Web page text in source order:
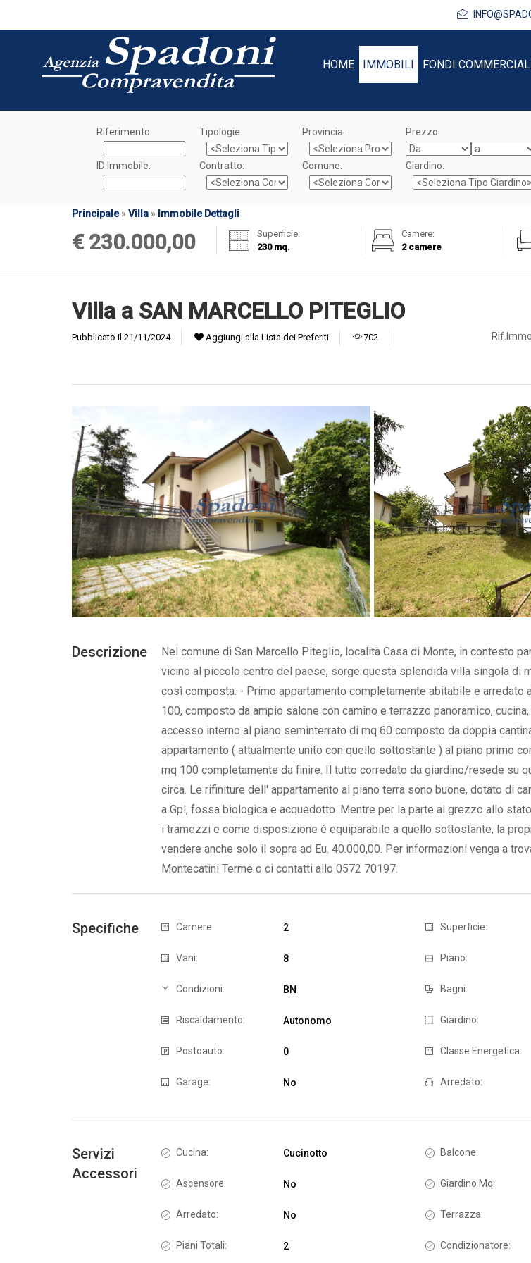
HOME IMMOBILI FONDI
Riferimento:
ID Immobile:
Tipologie:
Contratto:
Provincia:
Comune:
Prezzo:
Giardino:
Principale» Villa » Immobile Dettagli
€ 230.000,00
Superficie:
230 mq.
Camere:
2 camere
Villa a SAN MARCELLO PITEGLIO
Pubblicato il 21/11/2024 Aggiungi alla Lista dei Preferiti 702
Descrizione
Nel comune di San Marcello Piteglio, località Casa di Monte, in contesto
vicino al piccolo centro del paese, sorge questa splendida villa singola di
così composta: - Primo appartamento completamente abitabile e arredato
100, composto da ampio salone con camino e terrazzo panoramico, cucina,
accesso interno al piano seminterrato di mq 60 composto da doppia
appartamento ( attualmente unito con quello sottostante ) al piano primo
mq 100 completamente da finire. Il tutto corredato da giardino/resede su
circa. Le rifiniture dell' appartamento al piano terra sono buone, dotato di
a Gpl, fossa biologica e acquedotto. Mentre per la parte al grezzo allo
i tramezzi e come disposizione è equiparabile a quello sottostante, la
vendere anche solo il sopra ad Eu. 40.000,00. Per informazioni venga a
Montecatini Terme o ci contatti allo 0572 70197.
Specifiche Camere: 2 Superficie:
Vani: 8 Piano:
Condizioni: BN Bagni:
Riscaldamento: Autonomo Giardino:
Postoauto: 0 Classe Energetica:
Garage: No Arredato:
Servizi
Accessori
Cucina: Cucinotto Balcone:
Ascensore: No Giardino Mq:
Arredato: No Terrazza:
Piani Totali: 2 Condizionatore: